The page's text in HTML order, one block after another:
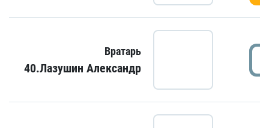
Вратарь
40.Лазушин Александр